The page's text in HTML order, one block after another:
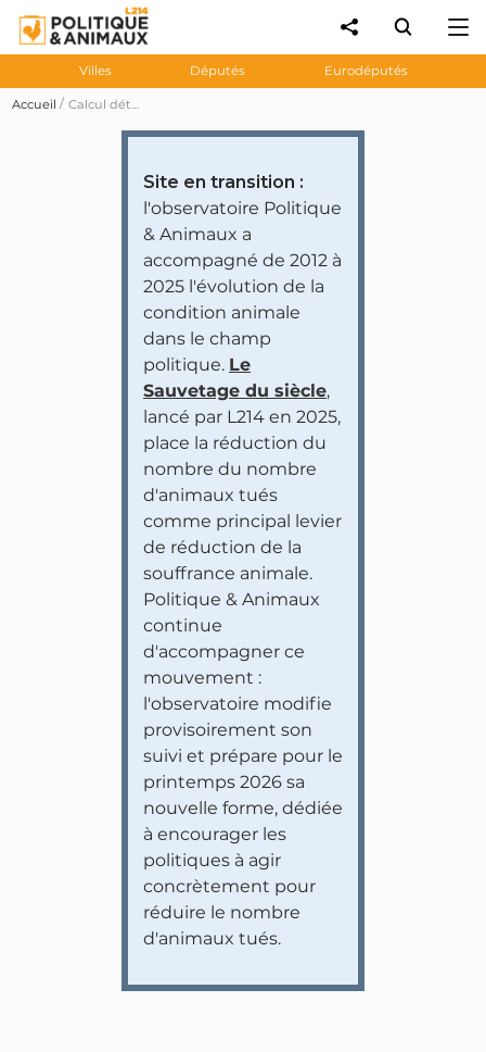
Villes Députés Eurodéputés
Accueil Calcul détaillé des notes
Site en transition :
l'observatoire Politique
& Animaux a
accompagné de 2012 à
2025 l'évolution de la
condition animale
dans le champ
politique. Le
Sauvetage du siècle,
lancé par L214 en 2025,
place la réduction du
nombre du nombre
d'animaux tués
comme principal levier
de réduction de la
souffrance animale.
Politique & Animaux
continue
d'accompagner ce
mouvement :
l'observatoire modifie
provisoirement son
suivi et prépare pour le
printemps 2026 sa
nouvelle forme, dédiée
à encourager les
politiques à agir
concrètement pour
réduire le nombre
d'animaux tués.